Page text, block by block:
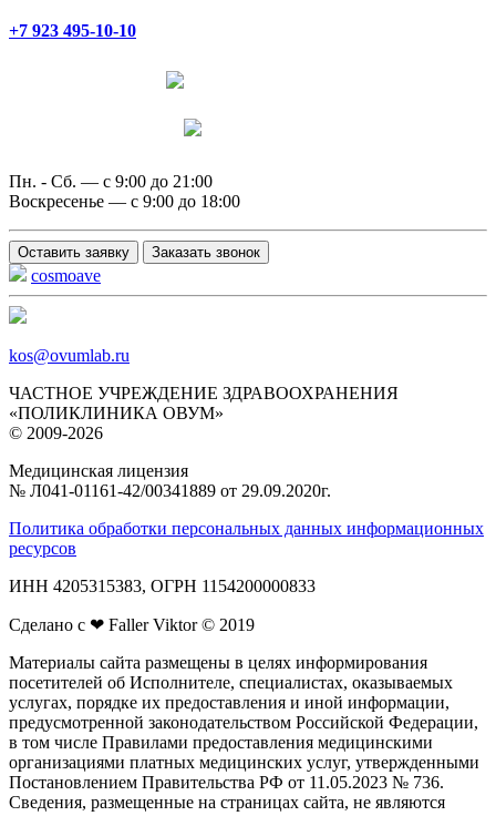
+7 923 495-10-10
Пн. - Сб. — с 9:00 до 21:00
Воскресенье — с 9:00 до 18:00
Оставить заявку Заказать звонок
cosmoave
kos@ovumlab.ru
ЧАСТНОЕ УЧРЕЖДЕНИЕ ЗДРАВООХРАНЕНИЯ
«ПОЛИКЛИНИКА ОВУМ»
© 2009-2026
Медицинская лицензия
№ Л041‑01161‑42/00341889 от 29.09.2020г.
Политика обработки персональных данных информационных
ресурсов
ИНН 4205315383, ОГРН 1154200000833
Сделано с ❤ Faller Viktor © 2019
Материалы сайта размещены в целях информирования
посетителей об Исполнителе, специалистах, оказываемых
услугах, порядке их предоставления и иной информации,
предусмотренной законодательством Российской Федерации,
в том числе Правилами предоставления медицинскими
организациями платных медицинских услуг, утвержденными
Постановлением Правительства РФ от 11.05.2023 № 736.
Сведения, размещенные на страницах сайта, не являются